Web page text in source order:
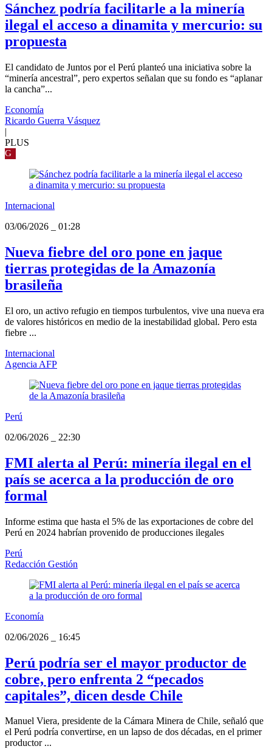
Sánchez podría facilitarle a la minería
ilegal el acceso a dinamita y mercurio: su
propuesta
El candidato de Juntos por el Perú planteó una iniciativa sobre la
“minería ancestral”, pero expertos señalan que su fondo es “aplanar
la cancha”...
Economía
Ricardo Guerra Vásquez
|
PLUS
G
Internacional
03/06/2026
01:28
Nueva fiebre del oro pone en jaque
tierras protegidas de la Amazonía
brasileña
El oro, un activo refugio en tiempos turbulentos, vive una nueva era
de valores históricos en medio de la inestabilidad global. Pero esta
fiebre ...
Internacional
Agencia AFP
Perú
02/06/2026
22:30
FMI alerta al Perú: minería ilegal en el
país se acerca a la producción de oro
formal
Informe estima que hasta el 5% de las exportaciones de cobre del
Perú en 2024 habrían provenido de producciones ilegales
Perú
Redacción Gestión
Economía
02/06/2026
16:45
Perú podría ser el mayor productor de
cobre, pero enfrenta 2 “pecados
capitales”, dicen desde Chile
Manuel Viera, presidente de la Cámara Minera de Chile, señaló que
el Perú podría convertirse, en un lapso de dos décadas, en el primer
productor ...